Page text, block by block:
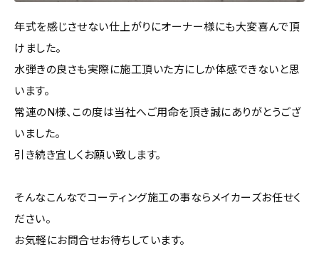
年式を感じさせない仕上がりにオーナー様にも大変喜んで頂
けました。
水弾きの良さも実際に施工頂いた方にしか体感できないと思
います。
常連のN様、この度は当社へご用命を頂き誠にありがとうござ
いました。
引き続き宜しくお願い致します。
そんなこんなでコーティング施工の事ならメイカーズお任せく
ださい。
お気軽にお問合せお待ちしています。